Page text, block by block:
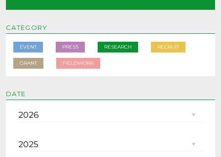
CATEGORY
EVENT PRESS RESEARCH RECRUIT
GRANT FIELDWORK
DATE
2026
2025